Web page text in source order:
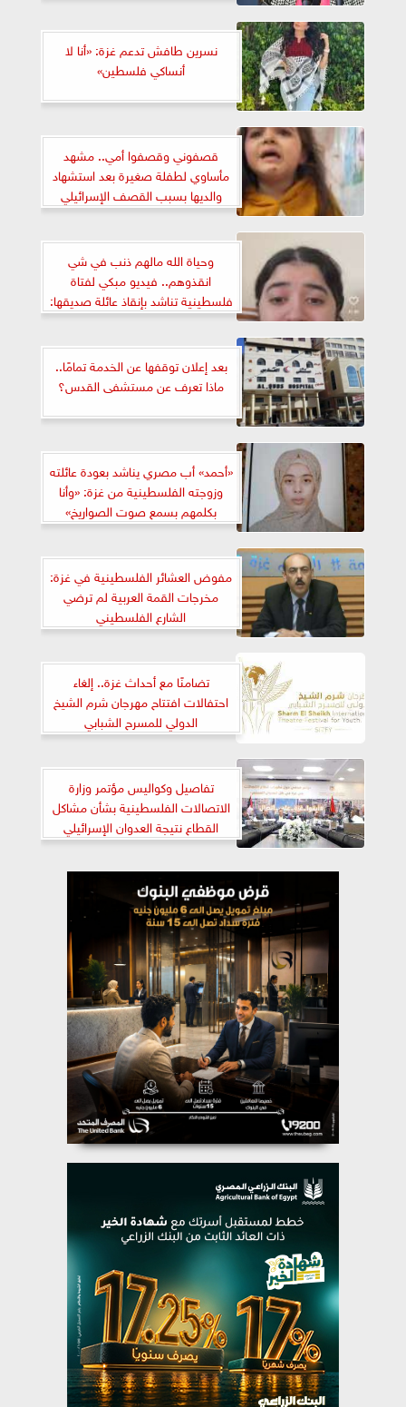
نسرين طافش تدعم غزة: «أنا لا
أنساكي فلسطين»
قصفوني وقصفوا أمي.. مشهد
مأساوي لطفلة صغيرة بعد استشهاد
والديها بسبب القصف الإسرائيلي
الغاشم
وحياة الله مالهم ذنب في شي
انقذوهم.. فيديو مبكي لفتاة
فلسطينية تناشد بإنقاذ عائلة صديقها:
بيرموا عليهم قنابل
بعد إعلان توقفها عن الخدمة تمامًا..
ماذا تعرف عن مستشفى القدس؟
«أحمد» أب مصري يناشد بعودة عائلته
وزوجته الفلسطينية من غزة: «وأنا
بكلمهم بسمع صوت الصواريخ»
مفوض العشائر الفلسطينية في غزة:
مخرجات القمة العربية لم ترضي
الشارع الفلسطيني
تضامنًا مع أحداث غزة.. إلغاء
احتفالات افتتاح مهرجان شرم الشيخ
الدولي للمسرح الشبابي
تفاصيل وكواليس مؤتمر وزارة
الاتصالات الفلسطينية بشأن مشاكل
القطاع نتيجة العدوان الإسرائيلي